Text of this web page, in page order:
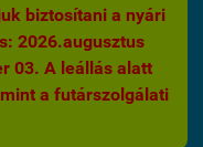
biztosítani a nyári
2026.augusztus
03. A leállás alatt
a futárszolgálati